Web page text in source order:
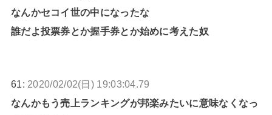
なんかセコイ世の中になったな
誰だよ投票券とか握手券とか始めに考えた奴
61: 2020/02/02(日) 19:03:04.79
なんかもう売上ランキングが邦楽みたいに意味なくなっ